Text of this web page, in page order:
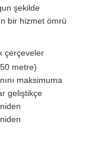
şekilde
bir hizmet ömrü
çerçeveler
metre)
maksimuma
geliştikçe